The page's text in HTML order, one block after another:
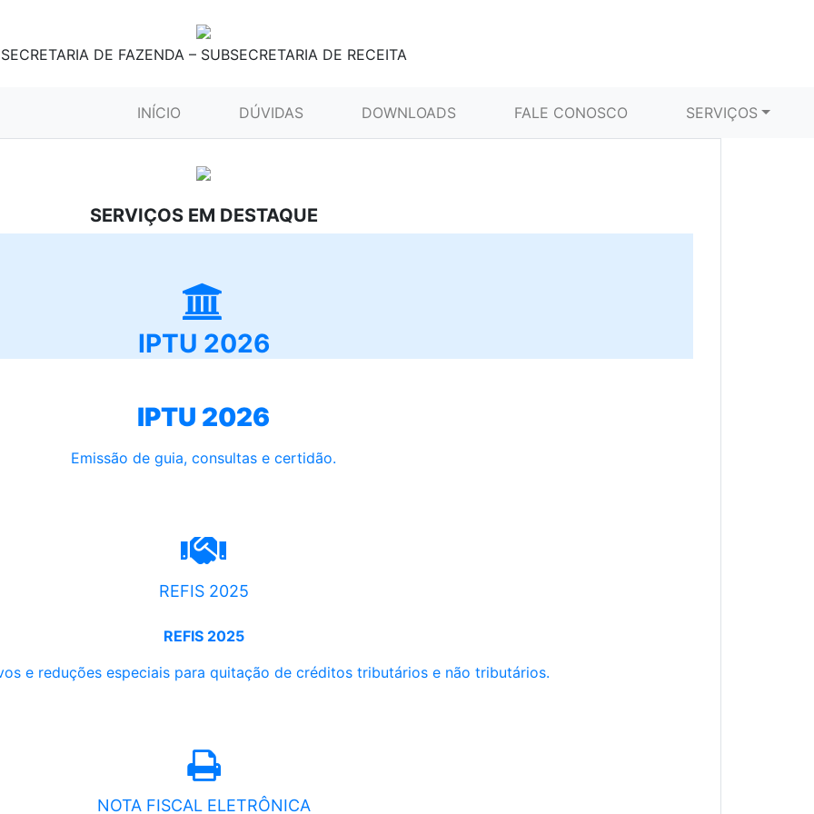
SECRETARIA DE FAZENDA – SUBSECRETARIA DE RECEITA
INÍCIO (CURRENT)DÚVIDAS DOWNLOADS FALE CONOSCO SERVIÇOS
SERVIÇOS EM DESTAQUE
IPTU 2026
IPTU 2026
Emissão de guia, consultas e certidão.
REFIS 2025
REFIS 2025
e reduções especiais para quitação de créditos tributários e não tributários.
NOTA FISCAL ELETRÔNICA